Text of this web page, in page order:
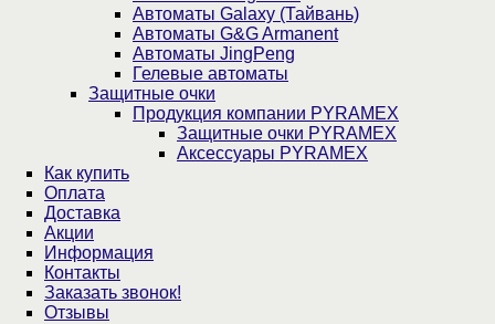
Автоматы Galaxy (Тайвань)
Автоматы G&G Armanent
Автоматы JingPeng
Гелевые автоматы
Защитные очки
Продукция компании PYRAMEX
Защитные очки PYRAMEX
Аксессуары PYRAMEX
Как купить
Оплата
Доставка
Акции
Информация
Контакты
Заказать звонок!
Отзывы